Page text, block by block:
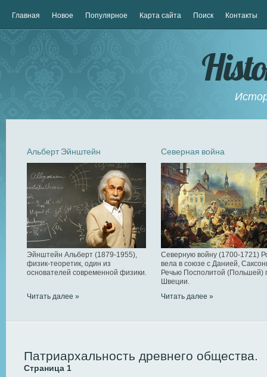
Главная Новое Популярное Карта сайта Поиск Контакты
Альберт Эйнштейн
Эйнштейн Альберт (1879-1955),
физик-теоретик, один из
основателей современной физики.
Читать далее »
Северная война
Северную войну (1700-1721)
вела в союзе с Данией,
Речью Посполитой (Польшей)
Швеции.
Читать далее »
Патриархальность древнего общества.
Страница 1